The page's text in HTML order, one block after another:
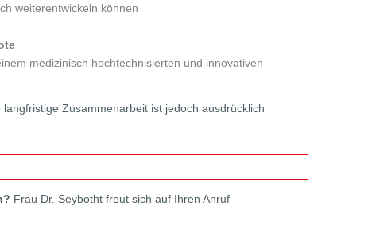
weiter­entwickeln können
medizinisch hochtechnisierten und innovativen
Zusammen­arbeit ist jedoch aus­drücklich
Frau Dr. Seybotht freut sich auf Ihren Anruf